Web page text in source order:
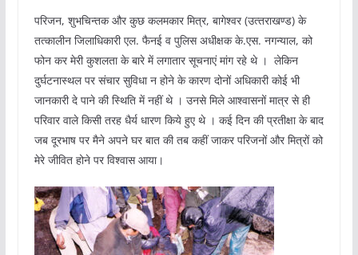
परिजन, शुभचिन्‍तक और कुछ कलमकार मित्र, बागेश्वर (उत्‍तराखण्‍ड) के
तत्‍कालीन जिलाधिकारी एल. फैनई व पुलिस अधीक्षक के.एस. नगन्‍याल, को
फोन कर मेरी कुशलता के बारे में लगातार सूचनाएं मांग रहे थे । लेकिन
दुर्घटनास्थल पर संचार सुविधा न होने के कारण दोनों अधिकारी कोई भी
जानकारी दे पाने की स्थिति में नहीं थे । उनसे मिले आश्वासनों मात्र से ही
परिवार वाले किसी तरह धैर्य धारण किये हुए थे । कई दिन की प्रतीक्षा के बाद
जब दूरभाष पर मैने अपने घर बात की तब कहीं जाकर परिजनों और मित्रों को
मेरे जीवित होने पर विश्‍वास आया।